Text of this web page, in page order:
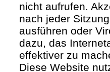
nicht aufrufen.
nach jeder
ausführen oder
dazu, das
effektiver zu
Diese Website